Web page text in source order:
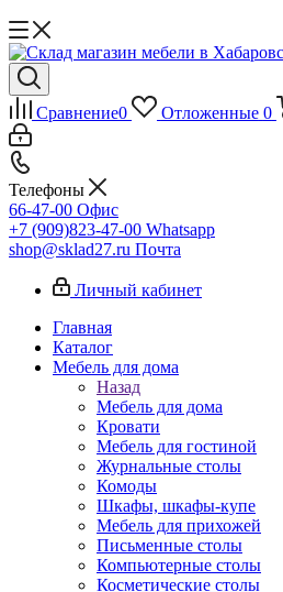
Сравнение0 Отложенные 0
Телефоны
66-47-00 Офис
+7 (909)823-47-00 Whatsapp
shop@sklad27.ru Почта
Личный кабинет
Главная
Каталог
Мебель для дома
Назад
Мебель для дома
Кровати
Мебель для гостиной
Журнальные столы
Комоды
Шкафы, шкафы-купе
Мебель для прихожей
Письменные столы
Компьютерные столы
Косметические столы